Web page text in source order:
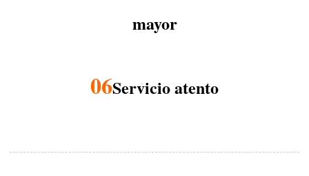
mayor
06Servicio atento